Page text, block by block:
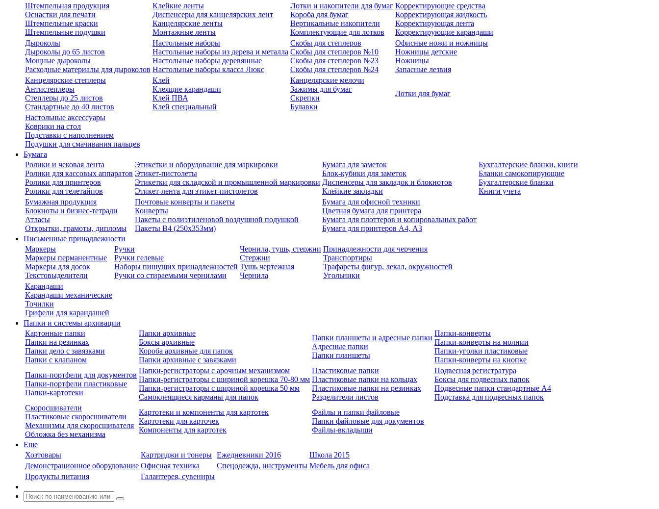
Штемпельная продукция
Оснастки для печати
Штемпельные краски
Штемпельные подушки
Клейкие ленты
Диспенсеры для канцелярских лент
Канцелярские ленты
Монтажные ленты
Лотки и накопители для бумаг
Короба для бумаг
Вертикальные накопители
Комплектующие для лотков
Корректирующие средства
Корректирующая жидкость
Корректирующая лента
Корректирующие карандаши
Дыроколы
Дыроколы до 65 листов
Мощные дыроколы
Расходные материалы для дыроколов
Настольные наборы
Настольные наборы из дерева и металла
Настольные наборы деревянные
Настольные наборы класса Люкс
Скобы для степлеров
Скобы для степлеров №10
Скобы для степлеров №23
Скобы для степлеров №24
Офисные ножи и ножницы
Ножницы детские
Ножницы
Запасные лезвия
Канцелярские степлеры
Антистеплеры
Степлеры до 25 листов
Стандартные до 40 листов
Клей
Клеящие карандаши
Клей ПВА
Клей специальный
Канцелярские мелочи
Зажимы для бумаг
Скрепки
Булавки
Лотки для бумаг
Настольные аксессуары
Коврики на стол
Подставки с наполнением
Подушки для смачивания пальцев
Бумага
Ролики и чековая лента
Ролики для кассовых аппаратов
Ролики для принтеров
Ролики для телетайпов
Этикетки и оборудование для маркировки
Этикет-пистолеты
Этикетки для складской и промышленной маркировки
Этикет-лента для этикет-пистолетов
Бумага для заметок
Блок-кубики для заметок
Диспенсеры для закладок и блокнотов
Клейкие закладки
Бухгалтерские бланки, книги
Бланки самокопирующие
Бухгалтерские бланки
Книги учета
Бумажная продукция
Блокноты и бизнес-тетради
Атласы
Открытки, грамоты, дипломы
Почтовые конверты и пакеты
Конверты
Пакеты с полиэтиленовой воздушной подушкой
Пакеты В4 (250х353мм)
Бумага для офисной техники
Цветная бумага для принтера
Бумага для плоттеров и копировальных работ
Бумага для принтеров А4, А3
Письменные принадлежности
Маркеры
Маркеры перманентные
Маркеры для досок
Текстовыделители
Ручки
Ручки гелевые
Наборы пишущих принадлежностей
Ручки со стираемыми чернилами
Чернила, тушь, стержни
Стержни
Тушь чертежная
Чернила
Принадлежности для черчения
Транспортиры
Трафареты фигур, лекал, окружностей
Угольники
Карандаши
Карандаши механические
Точилки
Грифели для карандашей
Папки и системы архивации
Картонные папки
Папки на резинках
Папки дело с завязками
Папки с клапаном
Папки архивные
Боксы архивные
Короба архивные для папок
Папки архивные с завязками
Папки планшеты и адресные папки
Адресные папки
Папки планшеты
Папки-конверты
Папки-конверты на молнии
Папки-уголки пластиковые
Папки-конверты на кнопке
Папки-портфели для документов
Папки-портфели пластиковые
Папки-картотеки
Папки-регистраторы с арочным механизмом
Папки-регистраторы с шириной корешка 70-80 мм
Папки-регистраторы с шириной корешка 50 мм
Самоклеящиеся карманы для папок
Пластиковые папки
Пластиковые папки на кольцах
Пластиковые папки на резинках
Разделители листов
Подвесная регистратура
Боксы для подвесных папок
Подвесные папки стандартные А4
Подставка для подвесных папок
Скоросшиватели
Пластиковые скоросшиватели
Механизмы для скоросшивателя
Обложка без механизма
Картотеки и компоненты для картотек
Картотеки для карточек
Компоненты для картотек
Файлы и папки файловые
Папки файловые для документов
Файлы-вкладыши
Еще
Хозтовары
Картриджи и тонеры Ежедневники 2016
Школа 2015
Демонстрационное оборудование Офисная техника Спецодежда, инструменты Мебель для офиса
Продукты питания
Галантерея, сувениры